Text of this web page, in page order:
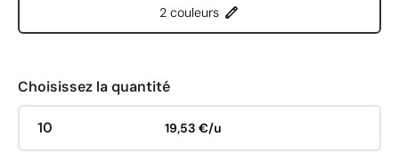
2 couleurs
Choisissez la quantité
10 19,53 €/u